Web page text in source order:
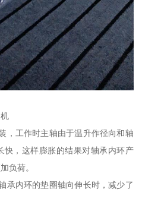
，工作时主轴由于温升作径向和轴
快，这样膨胀的结果对轴承内环产
负荷。
承内环的垫圈轴向伸长时，减少了